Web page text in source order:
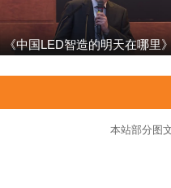
《中国LED智造的明天在哪里
本站部分图